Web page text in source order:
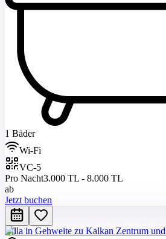
1 Bäder
Wi-Fi
VC-5
Pro Nacht3.000 TL - 8.000 TL
ab
Jetzt buchen
Villa in Gehweite zu Kalkan Zentrum und